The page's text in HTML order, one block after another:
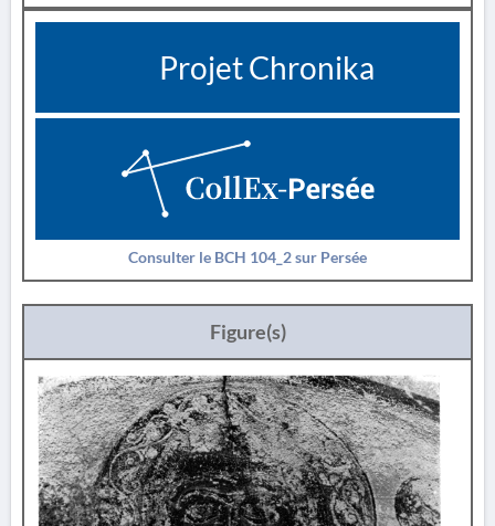
Projet Chronika
Consulter le BCH 104_2 sur Persée
Figure(s)